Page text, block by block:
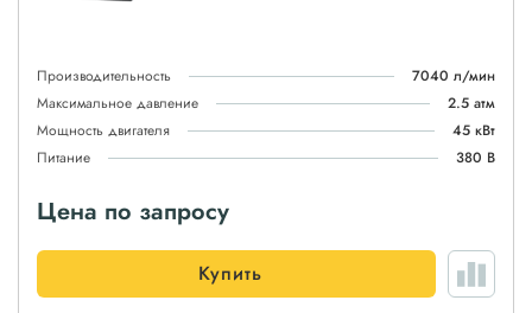
Производительность
7040 л/мин
Максимальное давление
2.5 атм
Мощность двигателя
45 кВт
Питание
380 В
Цена по запросу
Купить